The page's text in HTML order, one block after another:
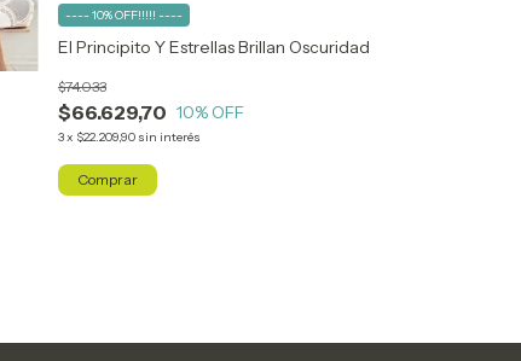
El Principito Y Estrellas Brillan Oscuridad
$66.629,70
$74.033
10% OFF
3x $22.209,90 sin interés
---- 10% OFF!!!!! ----